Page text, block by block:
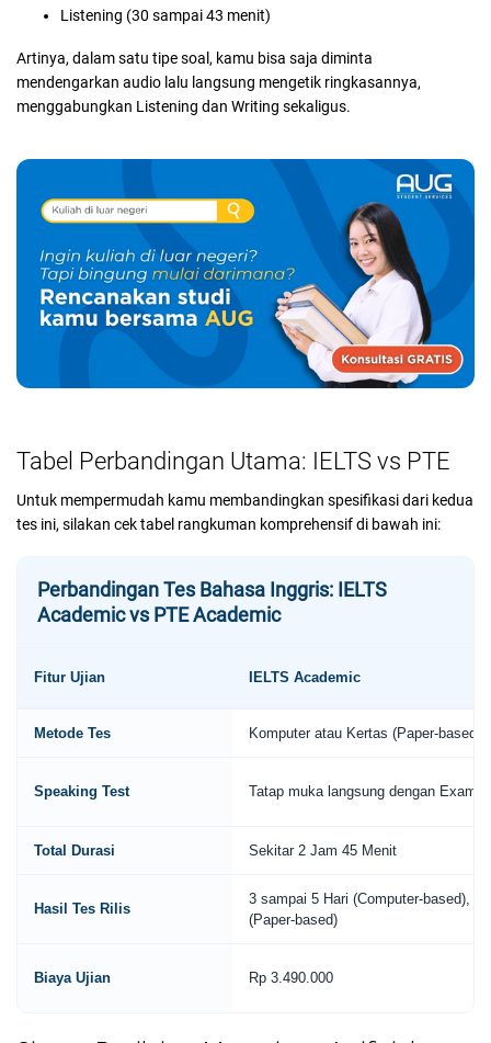
Listening (30 sampai 43 menit)
Artinya, dalam satu tipe soal, kamu bisa saja diminta
mendengarkan audio lalu langsung mengetik ringkasannya,
menggabungkan Listening dan Writing sekaligus.
Tabel Perbandingan Utama: IELTS vs PTE
Untuk mempermudah kamu membandingkan spesifikasi dari kedua
tes ini, silakan cek tabel rangkuman komprehensif di bawah ini:
Perbandingan Tes Bahasa Inggris: IELTS
Academic vs PTE Academic
Fitur Ujian IELTS Academic
Metode Tes Komputer atau Kertas (Paper-based)
Speaking Test Tatap muka langsung dengan
Total Durasi Sekitar 2 Jam 45 Menit
Hasil Tes Rilis
3 sampai 5 Hari (Computer-based),
(Paper-based)
Biaya Ujian Rp 3.490.000